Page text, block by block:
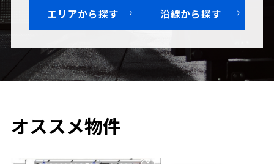
エリアから探す 沿線から探す
オススメ物件